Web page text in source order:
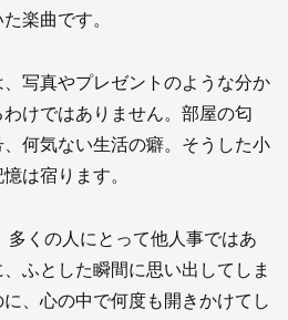
楽曲です。
写真やプレゼントのような分か
けではありません。部屋の匂
何気ない生活の癖。そうした小
は宿ります。
多くの人にとって他人事ではあ
ふとした瞬間に思い出してしま
、心の中で何度も開きかけてし